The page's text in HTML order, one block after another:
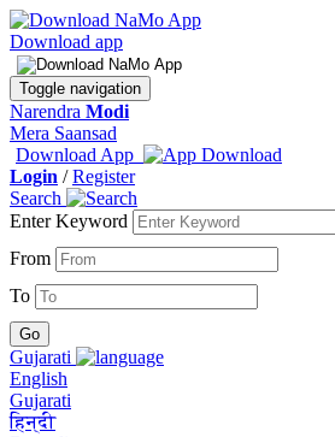
Download app
Toggle navigation
Narendra Modi
Mera Saansad
Download App
Login /Register
Search
Enter Keyword
From
To
Gujarati
English
Gujarati
हिन्दी